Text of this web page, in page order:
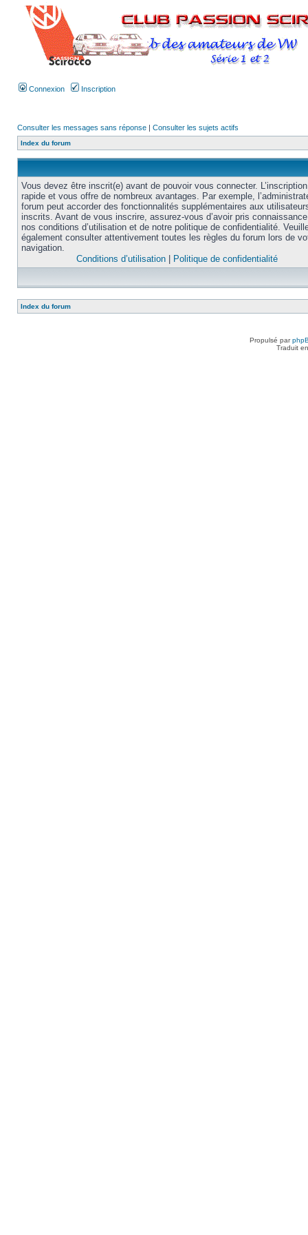
Connexion Inscription
Consulter les messages sans réponse | Consulter les sujets actifs
Index du forum
Vous devez être inscrit(e) avant de pouvoir vous connecter.
rapide et vous offre de nombreux avantages. Par exemple,
forum peut accorder des fonctionnalités supplémentaires aux
inscrits. Avant de vous inscrire, assurez-vous d’avoir pris
nos conditions d’utilisation et de notre politique de confidentialité.
également consulter attentivement toutes les règles du forum lors de
navigation.
Conditions d’utilisation
Politique de confidentialité
Index du forum
Propulsé par
Traduit